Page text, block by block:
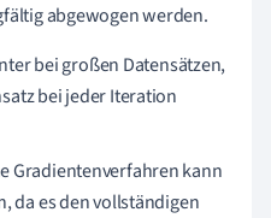
abgewogen werden.
bei großen Datensätzen,
bei jeder Iteration
Gradientenverfahren kann
da es den vollständigen